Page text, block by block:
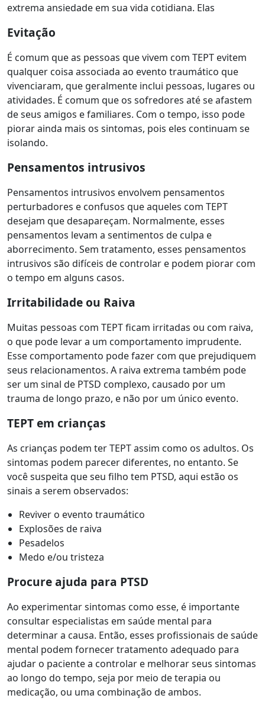
extrema ansiedade em sua vida cotidiana. Elas
Evitação
É comum que as pessoas que vivem com TEPT evitem
qualquer coisa associada ao evento traumático que
vivenciaram, que geralmente inclui pessoas, lugares ou
atividades. É comum que os sofredores até se afastem
de seus amigos e familiares. Com o tempo, isso pode
piorar ainda mais os sintomas, pois eles continuam se
isolando.
Pensamentos intrusivos
Pensamentos intrusivos envolvem pensamentos
perturbadores e confusos que aqueles com TEPT
desejam que desapareçam. Normalmente, esses
pensamentos levam a sentimentos de culpa e
aborrecimento. Sem tratamento, esses pensamentos
intrusivos são difíceis de controlar e podem piorar com
o tempo em alguns casos.
Irritabilidade ou Raiva
Muitas pessoas com TEPT ficam irritadas ou com raiva,
o que pode levar a um comportamento imprudente.
Esse comportamento pode fazer com que prejudiquem
seus relacionamentos. A raiva extrema também pode
ser um sinal de PTSD complexo, causado por um
trauma de longo prazo, e não por um único evento.
TEPT em crianças
As crianças podem ter TEPT assim como os adultos. Os
sintomas podem parecer diferentes, no entanto. Se
você suspeita que seu filho tem PTSD, aqui estão os
sinais a serem observados:
Reviver o evento traumático
Explosões de raiva
Pesadelos
Medo e/ou tristeza
Procure ajuda para PTSD
Ao experimentar sintomas como esse, é importante
consultar especialistas em saúde mental para
determinar a causa. Então, esses profissionais de saúde
mental podem fornecer tratamento adequado para
ajudar o paciente a controlar e melhorar seus sintomas
ao longo do tempo, seja por meio de terapia ou
medicação, ou uma combinação de ambos.